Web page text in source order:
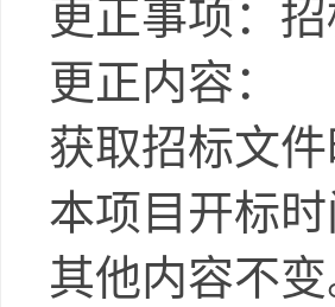
更正事项：
更正内容：
获取招标文
本项目开标
其他内容不变